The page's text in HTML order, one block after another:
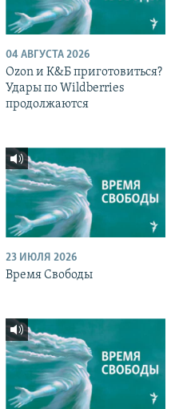
04 АВГУСТА 2026
Ozon и К&Б приготовиться?
Удары по Wildberries
продолжаются
23 ИЮЛЯ 2026
Время Свободы